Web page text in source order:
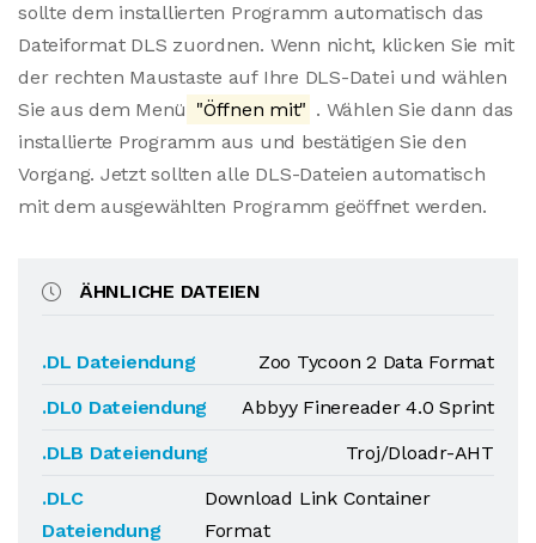
sollte dem installierten Programm automatisch das
Dateiformat DLS zuordnen. Wenn nicht, klicken Sie mit
der rechten Maustaste auf Ihre DLS-Datei und wählen
Sie aus dem Menü "Öffnen mit" . Wählen Sie dann das
installierte Programm aus und bestätigen Sie den
Vorgang. Jetzt sollten alle DLS-Dateien automatisch
mit dem ausgewählten Programm geöffnet werden.
ÄHNLICHE DATEIEN
.DL Dateiendung
Zoo Tycoon 2 Data Format
.DL0 Dateiendung
Abbyy Finereader 4.0 Sprint
.DLB Dateiendung
Troj/Dloadr-AHT
.DLC
Dateiendung
Download Link Container
Format